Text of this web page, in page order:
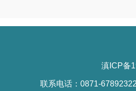
滇ICP备
联系电话：0871-